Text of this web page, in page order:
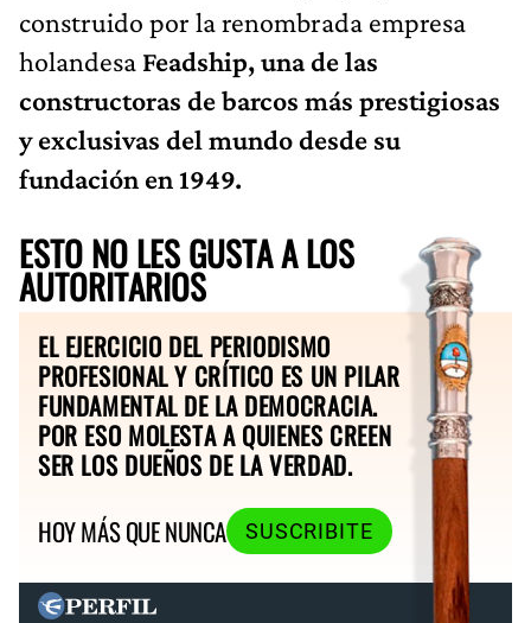
construido por la renombrada empresa
holandesa Feadship, una de las
constructoras de barcos más prestigiosas
y exclusivas del mundo desde su
fundación en 1949.
ESTO NO LES GUSTA A LOS
AUTORITARIOS
EL EJERCICIO DEL PERIODISMO
PROFESIONAL Y CRÍTICO ES UN PILAR
FUNDAMENTAL DE LA DEMOCRACIA.
POR ESO MOLESTA A QUIENES CREEN
SER LOS DUEÑOS DE LA VERDAD.
HOY MÁS QUE NUNCA
SUSCRIBITE